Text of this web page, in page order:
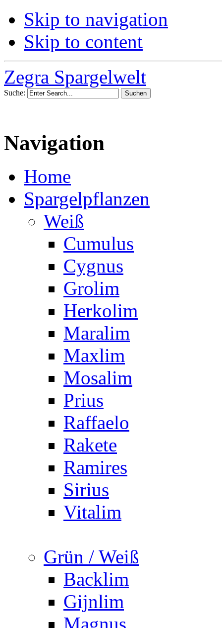
Skip to navigation
Skip to content
Zegra Spargelwelt
Suche:
Navigation
Home
Spargelpflanzen
Weiß
Cumulus
Cygnus
Grolim
Herkolim
Maralim
Maxlim
Mosalim
Prius
Raffaelo
Rakete
Ramires
Sirius
Vitalim
Grün / Weiß
Backlim
Gijnlim
Magnus